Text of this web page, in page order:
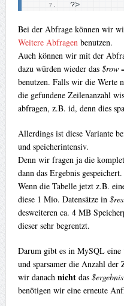
?>
Bei der Abfrage können wir
Weitere Abfragenbenutzen.
Auch können wir mit der
dazu würden wieder das $row
benutzen. Falls wir die Werte
die gefundene Zeilenanzahl
abfragen, z.B. id, denn dies
Allerdings ist diese Variante
und speicherintensiv.
Denn wir fragen ja die
dann das Ergebnis gespeichert.
Wenn die Tabelle jetzt z.B.
diese 1 Mio. Datensätze in
desweiteren ca. 4 MB
dieser sehr begrentzt.
Darum gibt es in MySQL eine
und sparsamer die Anzahl
wir danach nichtdas $ergebnis
benötigen wir eine erneute